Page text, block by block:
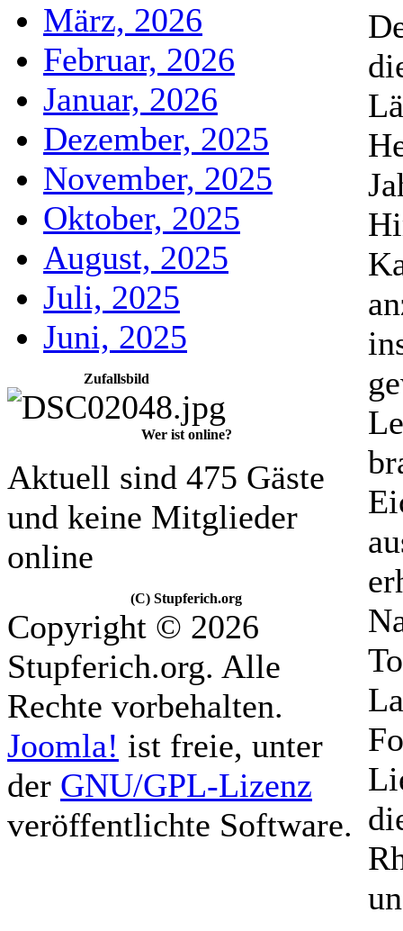
März, 2026
Februar, 2026
Januar, 2026
Dezember, 2025
November, 2025
Oktober, 2025
August, 2025
Juli, 2025
Juni, 2025
Zufallsbild
Wer ist online?
Aktuell sind 475 Gäste
und keine Mitglieder
online
(C) Stupferich.org
Copyright © 2026
Stupferich.org. Alle
Rechte vorbehalten.
Joomla! ist freie, unter
der GNU/GPL-Lizenz
veröffentlichte Software.